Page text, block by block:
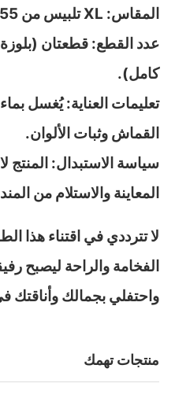
المقاس: XL تلبيس من 55 كيلو إلى 65 كيلو.
عدد القطع: قطعتان
كامل).
تعليمات العناية: يُغسل
القماش وثبات الألوان.
سياسة الاستبدال: المنتج
المعاينة والاستلام من
لا تترددي في اقتناء هذا
الفخامة والراحة ليصبح
واحتفلي بجمالك
منتجات تهمك